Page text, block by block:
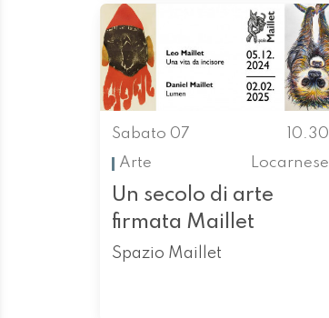
Sabato 07
10.30
Arte
Locarnese
Un secolo di arte
firmata Maillet
Spazio Maillet